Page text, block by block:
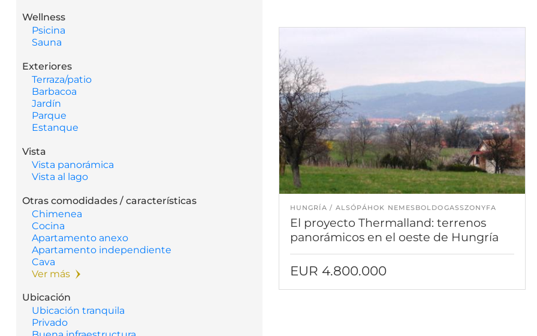
Wellness
Psicina
Sauna
Exteriores
Terraza/patio
Barbacoa
Jardín
Parque
Estanque
Vista
Vista panorámica
Vista al lago
Otras comodidades / características
Chimenea
Cocina
Apartamento anexo
Apartamento independiente
Cava
Ver más
Ubicación
Ubicación tranquila
Privado
HUNGRÍA ALSÓPÁHOK NEMESBOLDOGASSZONYFA
El proyecto Thermalland: terrenos
panorámicos en el oeste de Hungría
EUR 4.800.000